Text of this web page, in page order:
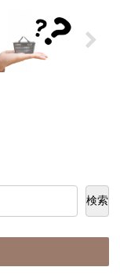
検索